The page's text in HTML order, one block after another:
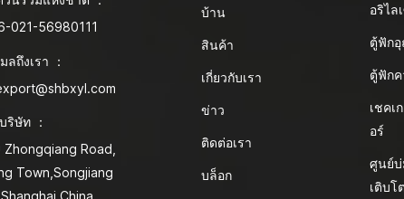
021-56980111
ลถึงเรา ：
ริษัท ：
Road,
Town,Songjiang
บ้าน
สินค้า
เกี่ยวกับเรา
ข่าว
ติดต่อเรา
บล็อก
อริไล
ตู้ฟัก
ตู้ฟัก
เชคเ
อร์
ศูนย์บ่
เติบโ